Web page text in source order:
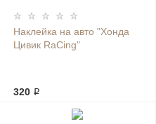
Наклейка на авто "Хонда
Цивик RaCing"
320 ₽